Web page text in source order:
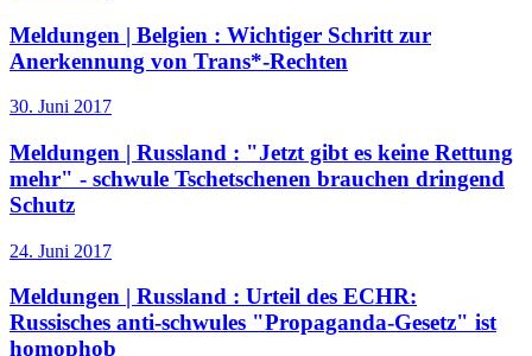
Meldungen | Belgien : Wichtiger Schritt zur
Anerkennung von Trans*-Rechten
30. Juni 2017
Meldungen | Russland : "Jetzt gibt es keine Rettung
mehr" - schwule Tschetschenen brauchen dringend
Schutz
24. Juni 2017
Meldungen | Russland : Urteil des ECHR:
Russisches anti-schwules "Propaganda-Gesetz" ist
homophob